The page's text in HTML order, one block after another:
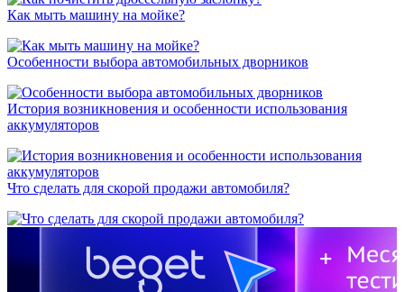
Как мыть машину на мойке?
Особенности выбора автомобильных дворников
История возникновения и особенности использования
аккумуляторов
Что сделать для скорой продажи автомобиля?